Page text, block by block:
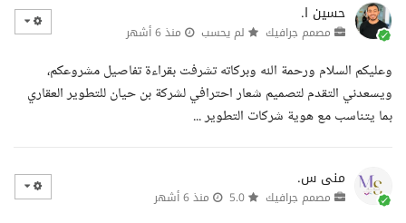
حسين ا.
مصمم جرافيك لم يحسب منذ 6 أشهر
وعليكم السلام ورحمة الله وبركاته تشرفت بقراءة تفاصيل مشروعكم،
ويسعدني التقدم لتصميم شعار احترافي لشركة بن حيان للتطوير العقاري
بما يتناسب مع هوية شركات التطوير ...
منى س.
مصمم جرافيك منذ 6 أشهر